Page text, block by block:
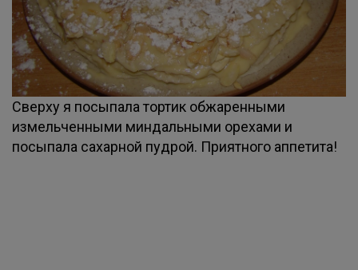
Сверху я посыпала тортик обжаренными
измельченными миндальными орехами и
посыпала сахарной пудрой. Приятного аппетита!